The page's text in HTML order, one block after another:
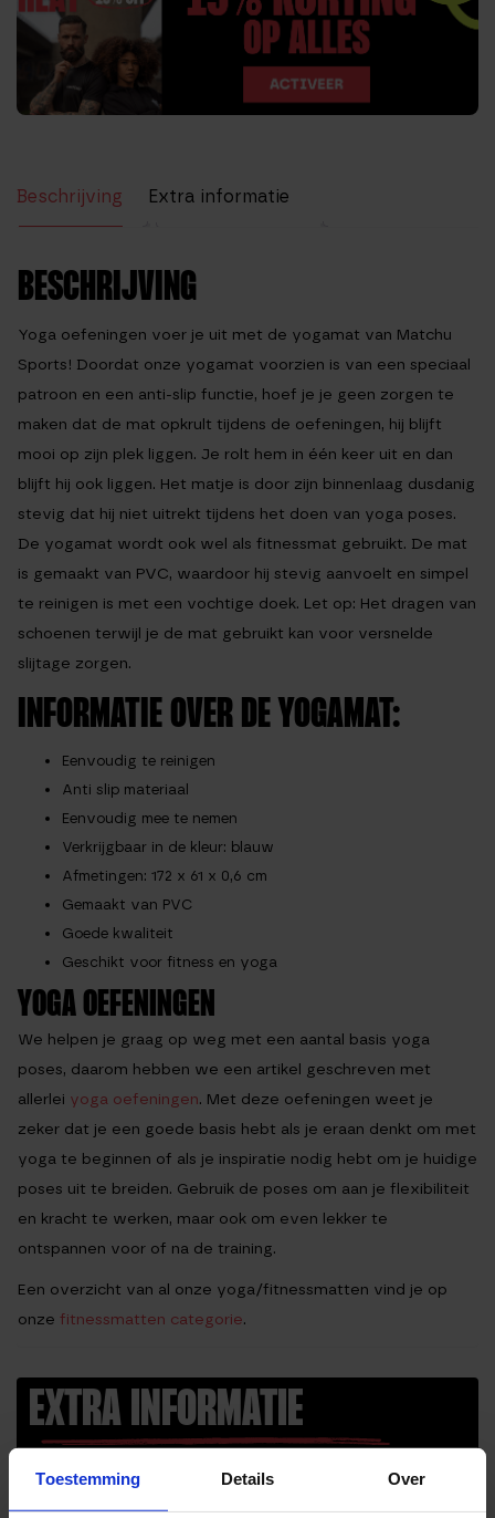
Toestemming Details Over
Beschrijving
Extra informatie
BESCHRIJVING
Yoga oefeningen voer je uit met de yogamat van Matchu
Sports! Doordat onze yogamat voorzien is van een speciaal
patroon en een anti-slip functie, hoef je je geen zorgen te
maken dat de mat opkrult tijdens de oefeningen, hij blijft
mooi op zijn plek liggen. Je rolt hem in één keer uit en dan
blijft hij ook liggen. Het matje is door zijn binnenlaag dusdanig
stevig dat hij niet uitrekt tijdens het doen van yoga poses.
De yogamat wordt ook wel als fitnessmat gebruikt. De mat
is gemaakt van PVC, waardoor hij stevig aanvoelt en simpel
te reinigen is met een vochtige doek. Let op: Het dragen van
schoenen terwijl je de mat gebruikt kan voor versnelde
slijtage zorgen.
INFORMATIE OVER DE YOGAMAT:
Eenvoudig te reinigen
Anti slip materiaal
Eenvoudig mee te nemen
Verkrijgbaar in de kleur: blauw
Afmetingen: 172 x 61 x 0,6 cm
Gemaakt van PVC
Goede kwaliteit
Geschikt voor fitness en yoga
YOGA OEFENINGEN
We helpen je graag op weg met een aantal basis yoga
poses, daarom hebben we een artikel geschreven met
allerlei yoga oefeningen. Met deze oefeningen weet je
zeker dat je een goede basis hebt als je eraan denkt om met
yoga te beginnen of als je inspiratie nodig hebt om je huidige
poses uit te breiden. Gebruik de poses om aan je flexibiliteit
en kracht te werken, maar ook om even lekker te
ontspannen voor of na de training.
Een overzicht van al onze yoga/fitnessmatten vind je op
onze fitnessmatten categorie.
EXTRA INFORMATIE
Kleur